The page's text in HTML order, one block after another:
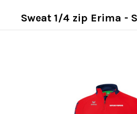
Sweat 1/4 zip Erima -